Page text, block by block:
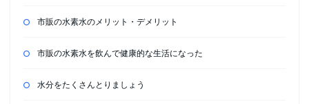
市販の水素水のメリット・デメリット
市販の水素水を飲んで健康的な生活になった
水分をたくさんとりましょう